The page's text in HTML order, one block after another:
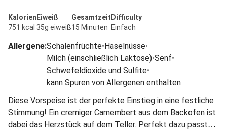
Kalorien
751 kcal
Eiweiß
35g eiweiß
Gesamtzeit
15 Minuten
Difficulty
Einfach
Allergene:Schalenfrüchte•Haselnüsse•
Milch (einschließlich Laktose)•Senf•
Schwefeldioxide und Sulfite•
kann Spuren von Allergenen enthalten
Diese Vorspeise ist der perfekte Einstieg in eine festliche
Stimmung! Ein cremiger Camembert aus dem Backofen ist
dabei das Herzstück auf dem Teller. Perfekt dazu passt